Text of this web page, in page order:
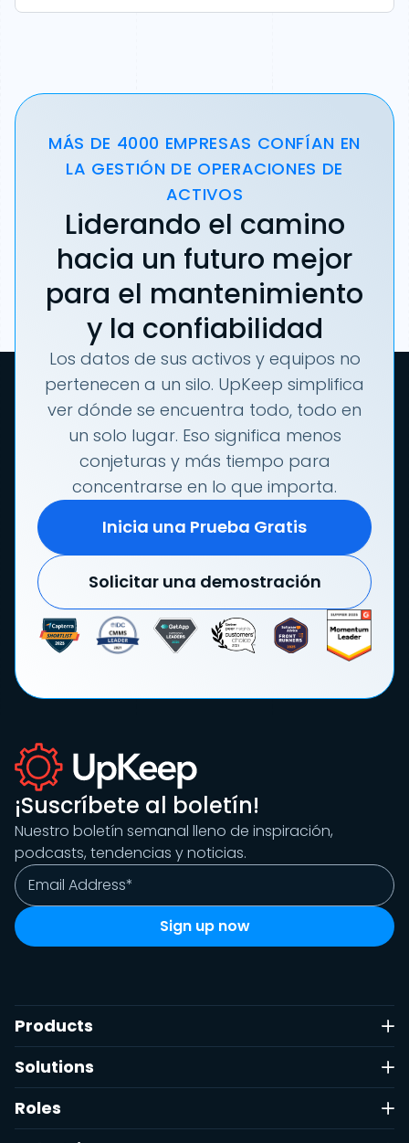
MÁS DE 4000 EMPRESAS CONFÍAN EN
LA GESTIÓN DE OPERACIONES DE
ACTIVOS
Liderando el camino
hacia un futuro mejor
para el mantenimiento
y la confiabilidad
Los datos de sus activos y equipos no
pertenecen a un silo. UpKeep simplifica
ver dónde se encuentra todo, todo en
un solo lugar. Eso significa menos
conjeturas y más tiempo para
concentrarse en lo que importa.
Inicia una Prueba Gratis
Solicitar una demostración
¡Suscríbete al boletín!
Nuestro boletín semanal lleno de inspiración,
podcasts, tendencias y noticias.
Products
Solutions
Roles